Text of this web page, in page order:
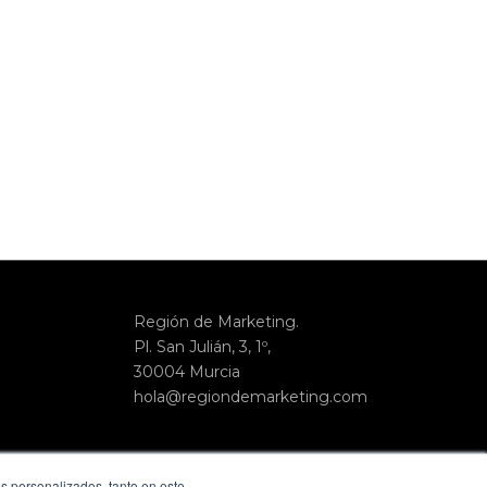
Región de Marketing.
Pl. San Julián, 3, 1º,
30004 Murcia
hola@regiondemarketing.com